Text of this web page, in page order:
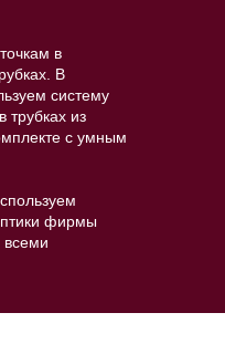
в
В
систему
в трубках из
с умным
фирмы
всеми